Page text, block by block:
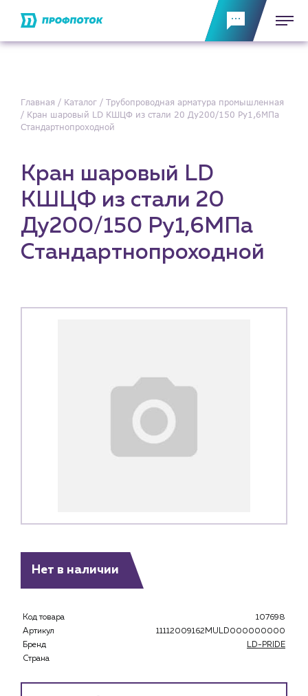
Снабженцам и подрядным организациям
Главная Каталог
Трубопроводная арматура промышленная
Кран шаровый LD КШЦФ из стали 20 Ду200/150 Ру1,6МПа
Стандартнопроходной
Кран шаровый LD
КШЦФ из стали 20
Ду200/150 Ру1,6МПа
Стандартнопроходной
Нет в наличии
Код товара
107698
Артикул
11112009162MULD000000000
Бренд
LD-PRIDE
Страна